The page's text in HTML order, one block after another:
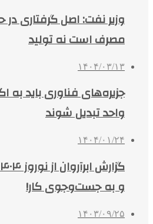
وزیر نفت: اصل گرفتاری در
مصرف است نه تولید
۱۴۰۴/۰۳/۱۳
جزیره‌های فناوری باید به
واحد تبدیل شوند
۱۴۰۴/۰۱/۲۴
و به جست‌وجوی کار!
۱۴۰۳/۰۹/۲۵